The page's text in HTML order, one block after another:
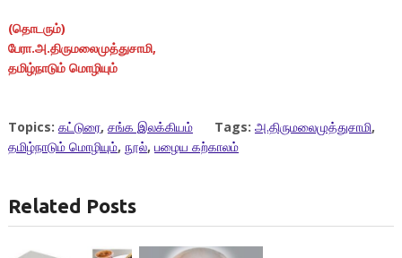
(தொடரும்)
பேரா.அ.திருமலைமுத்துசாமி,
தமிழ்நாடும் மொழியும்
Topics: கட்டுரை, சங்க இலக்கியம் Tags: அ.திருமலைமுத்துசாமி,
தமிழ்நாடும் மொழியும், நூல், பழைய கற்காலம்
Related Posts